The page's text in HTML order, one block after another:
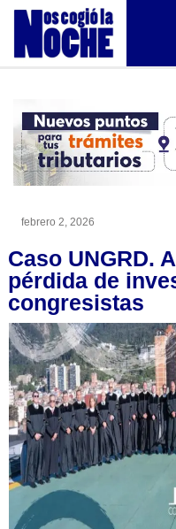
febrero 2, 2026
Caso UNGRD.
pérdida de
congresistas